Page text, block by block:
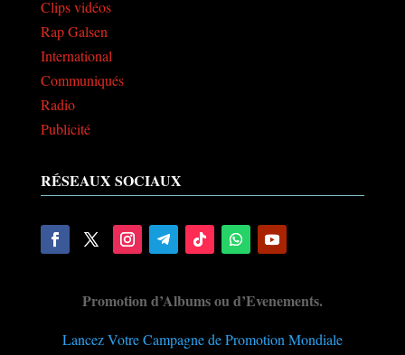
Clips vidéos
Rap Galsen
International
Communiqués
Radio
Publicité
RÉSEAUX SOCIAUX
Promotion d’Albums ou d’Evenements.
Lancez Votre Campagne de Promotion Mondiale